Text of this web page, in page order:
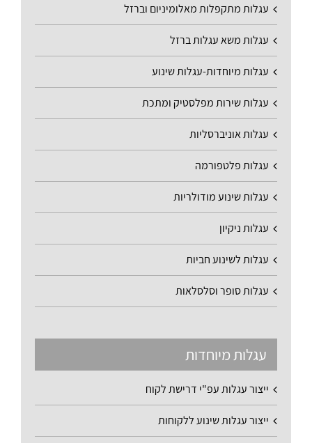
עגלות מתקפלות מאלומיניום וברזל
עגלות משא עגלות ברזל
עגלות מיוחדות-עגלות שינוע
עגלות שירות מפלסטיק ומתכת
עגלות אוניברסליות
עגלות פלטפורמה
עגלות שינוע מודולריות
עגלות ניקיון
עגלות לשינוע חביות
עגלות סופר וסלסלאות
עגלות מיוחדות
ייצור עגלות עפ"י דרישת לקוח
ייצור עגלות שינוע ללקוחות